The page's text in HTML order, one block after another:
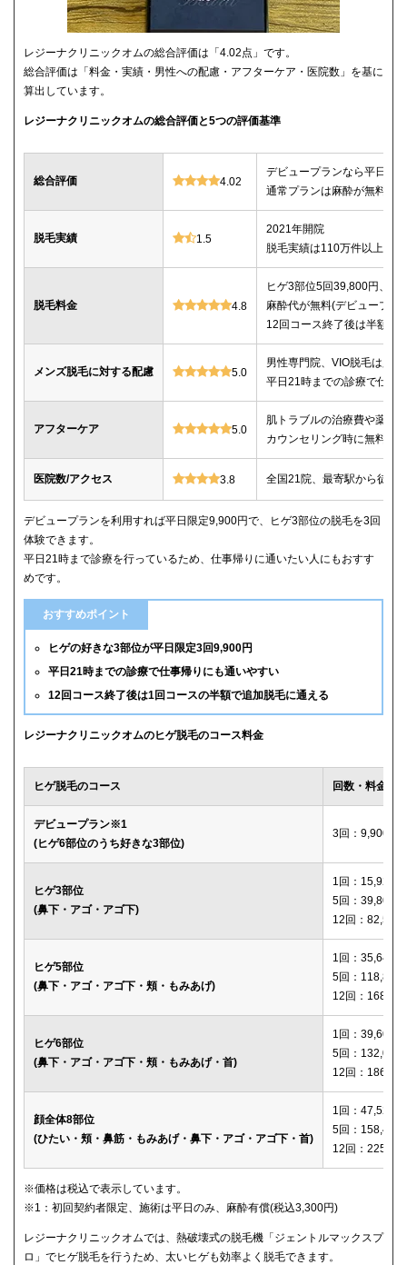
レジーナクリニックオムの総合評価は「4.02点」です。
総合評価は「料金・実績・男性への配慮・アフターケア・医院数」を基に
算出しています。
レジーナクリニックオムの総合評価と5つの評価基準
総合評価 4.02
デビュープランなら平日限
通常プランは麻酔が無料、
脱毛実績 1.5
2021年開院
脱毛実績は110万件以上
脱毛料金 4.8
ヒゲ3部位5回39,800円、ヒ
麻酔代が無料(デビュープラ
12回コース終了後は半額で
メンズ脱毛に対する配慮 5.0
男性専門院、VIO脱毛は必
平日21時までの診療で仕事
アフターケア 5.0
肌トラブルの治療費や薬代
カウンセリング時に無料で
医院数/アクセス 3.8 全国21院、最寄駅から徒歩
デビュープランを利用すれば平日限定9,900円で、ヒゲ3部位の脱毛を3回
体験できます。
平日21時まで診療を行っているため、仕事帰りに通いたい人にもおすす
めです。
おすすめポイント
ヒゲの好きな3部位が平日限定3回9,900円
平日21時までの診療で仕事帰りにも通いやすい
12回コース終了後は1回コースの半額で追加脱毛に通える
レジーナクリニックオムのヒゲ脱毛のコース料金
ヒゲ脱毛のコース 回数・料金
デビュープラン※1
(ヒゲ6部位のうち好きな3部位)
3回：9,900円
ヒゲ3部位
(鼻下・アゴ・アゴ下)
1回：15,920円
5回：39,800円
12回：82,560
ヒゲ5部位
(鼻下・アゴ・アゴ下・頬・もみあげ)
1回：35,640円
5回：118,800
12回：
ヒゲ6部位
(鼻下・アゴ・アゴ下・頬・もみあげ・首)
1回：39,600円
5回：132,000
12回：
顔全体8部位
(ひたい・頬・鼻筋・もみあげ・鼻下・アゴ・アゴ下・首)
1回：47,520円
5回：158,400
12回：
※価格は税込で表示しています。
※1：初回契約者限定、施術は平日のみ、麻酔有償(税込3,300円)
レジーナクリニックオムでは、熱破壊式の脱毛機「ジェントルマックスプ
ロ」でヒゲ脱毛を行うため、太いヒゲも効率よく脱毛できます。